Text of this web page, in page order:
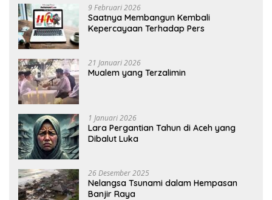
9 Februari 2026
Saatnya Membangun Kembali
Kepercayaan Terhadap Pers
21 Januari 2026
Mualem yang Terzalimin
1 Januari 2026
Lara Pergantian Tahun di Aceh yang
Dibalut Luka
26 Desember 2025
Nelangsa Tsunami dalam Hempasan
Banjir Raya